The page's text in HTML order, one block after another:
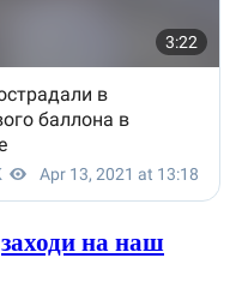
заходи на наш